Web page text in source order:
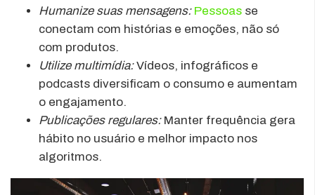
Humanize suas mensagens: Pessoas se
conectam com histórias e emoções, não só
com produtos.
Utilize multimídia:Vídeos, infográficos e
podcasts diversificam o consumo e aumentam
o engajamento.
Publicações regulares:Manter frequência gera
hábito no usuário e melhor impacto nos
algoritmos.